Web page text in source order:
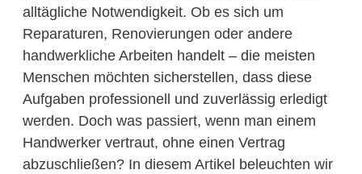
alltägliche Notwendigkeit. Ob es sich um
Reparaturen, Renovierungen oder andere
handwerkliche Arbeiten handelt – die meisten
Menschen möchten sicherstellen, dass diese
Aufgaben professionell und zuverlässig erledigt
werden. Doch was passiert, wenn man einem
Handwerker vertraut, ohne einen Vertrag
abzuschließen? In diesem Artikel beleuchten wir